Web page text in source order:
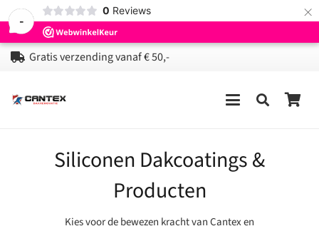
-
0 Reviews ×
Gratis verzending vanaf € 50,-
Siliconen Dakcoatings &
Producten
Kies voor de bewezen kracht van Cantex en